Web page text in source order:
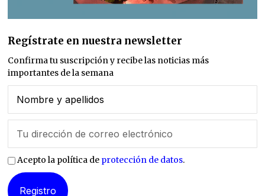
Regístrate en nuestra newsletter
Confirma tu suscripción y recibe las noticias más
importantes de la semana
Acepto la política de protección de datos.